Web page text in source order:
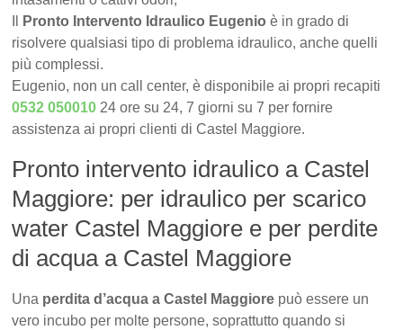
Pronto Intervento Idraulico Eugenio è in grado di
risolvere qualsiasi tipo di problema idraulico, anche quelli
più complessi.
Eugenio, non un call center, è disponibile ai propri recapiti
0532 050010 24 ore su 24, 7 giorni su 7 per fornire
assistenza ai propri clienti di Castel Maggiore.
Pronto intervento idraulico a Castel
Maggiore: per idraulico per scarico
water Castel Maggiore e per perdite
di acqua a Castel Maggiore
Una perdita d’acqua a Castel Maggiore può essere un
vero incubo per molte persone, soprattutto quando si